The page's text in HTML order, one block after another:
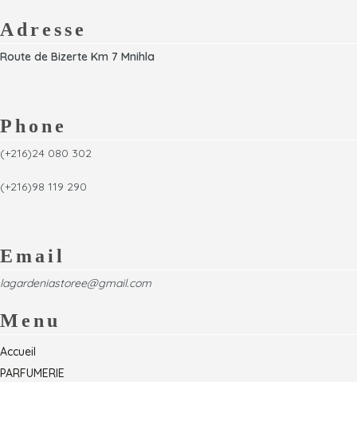
Adresse
Route de Bizerte Km 7 Mnihla
Phone
(+216)24 080 302
(+216)98 119 290
Email
lagardeniastoree@gmail.com
Menu
Accueil
PARFUMERIE